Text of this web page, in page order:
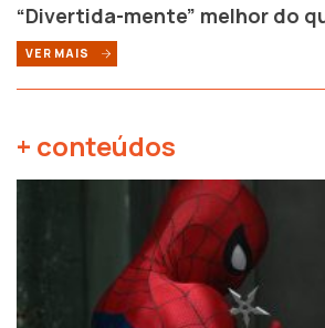
“Divertida-mente” melhor do
VER MAIS
+ conteúdos